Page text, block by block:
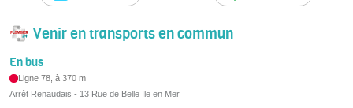
Venir en transports en commun
En bus
Ligne 78, à 370 m
Arrêt Renaudais - 13 Rue de Belle Ile en Mer